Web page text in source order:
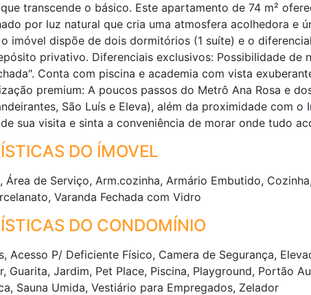
transcende o básico. Este apartamento de 74 m²
por luz natural que cria uma atmosfera acolhedora e
imóvel dispõe de dois dormitórios (1 suíte) e o
privativo. Diferenciais exclusivos: Possibilidade de
Conta com piscina e academia com vista
premium: A poucos passos do Metrô Ana Rosa e
São Luís e Eleva), além da proximidade com o
sua visita e sinta a conveniência de morar onde tudo
DO ÍMOVEL
Área de Serviço, Arm.cozinha, Armário Embutido,
Varanda Fechada com Vidro
DO CONDOMÍNIO
Acesso P/ Deficiente Físico, Camera de Segurança,
Guarita, Jardim, Pet Place, Piscina, Playground, Portão
Sauna Umida, Vestiário para Empregados, Zelador